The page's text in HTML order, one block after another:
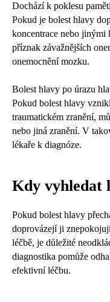
Dochází k poklesu
Pokud je bolest hlavy
koncentrace nebo
příznak závažnějších
onemocnění mozku.
Bolest hlavy po úrazu
Pokud bolest hlavy
traumatickém zranění,
nebo jiná zranění. V
lékaře k diagnóze.
Kdy vyhledat
Pokud bolest hlavy
doprovázejí ji
léčbě, je důležité
diagnostika pomůže
efektivní léčbu.